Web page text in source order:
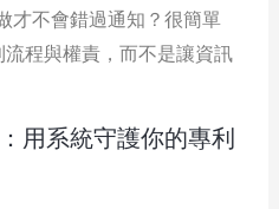
才不會錯過通知？很簡單
程與權責，而不是讓資訊
用系統守護你的專利